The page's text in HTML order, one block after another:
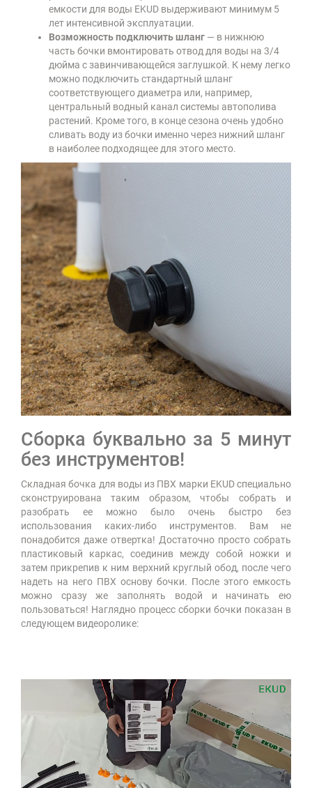
емкости для воды EKUD выдерживают минимум 5
лет интенсивной эксплуатации.
Возможность подключить шланг — в нижнюю
часть бочки вмонтировать отвод для воды на 3/4
дюйма с завинчивающейся заглушкой. К нему легко
можно подключить стандартный шланг
соответствующего диаметра или, например,
центральный водный канал системы автополива
растений. Кроме того, в конце сезона очень удобно
сливать воду из бочки именно через нижний шланг
в наиболее подходящее для этого место.
Сборка буквально за 5 минут
без инструментов!
Складная бочка для воды из ПВХ марки EKUD специально
сконструирована таким образом, чтобы собрать и
разобрать ее можно было очень быстро без
использования каких-либо инструментов. Вам не
понадобится даже отвертка! Достаточно просто собрать
пластиковый каркас, соединив между собой ножки и
затем прикрепив к ним верхний круглый обод, после чего
надеть на него ПВХ основу бочки. После этого емкость
можно сразу же заполнять водой и начинать ею
пользоваться! Наглядно процесс сборки бочки показан в
следующем видеоролике: